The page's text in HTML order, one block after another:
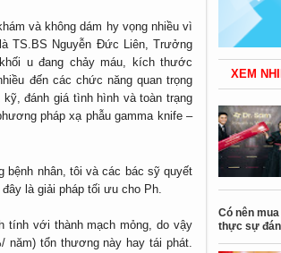
và không dám hy vọng nhiều vì
TS.BS Nguyễn Đức Liên, Trưởng
u đang chảy máu, kích thước
đến các chức năng quan trọng
đánh giá tình hình và toàn trạng
pháp xạ phẫu gamma knife –
bệnh nhân, tôi và các bác sỹ quyết
là giải pháp tối ưu cho Ph.
tính với thành mạch mỏng, do vậy
năm) tổn thương này hay tái phát.
XEM
Có nên
thực sự